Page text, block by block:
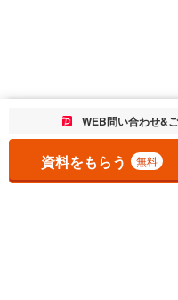
お気に入りに追加しまし
WEB問い合わせ&
資料をもらう 無料